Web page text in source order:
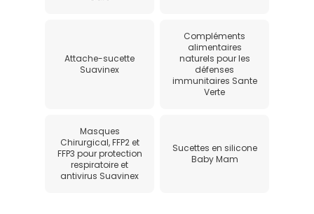
Attache-sucette
Suavinex
Compléments
alimentaires
naturels pour les
défenses
immunitaires Sante
Verte
Masques
Chirurgical, FFP2 et
FFP3 pour protection
respiratoire et
antivirus Suavinex
Sucettes en silicone
Baby Mam